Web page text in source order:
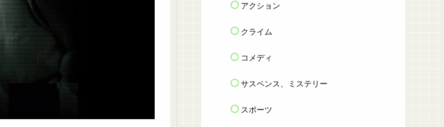
アクション
クライム
コメディ
サスペンス、ミステリー
スポーツ